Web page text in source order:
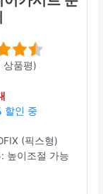
상품평)
할인 중
(픽스형)
높이조절 가능